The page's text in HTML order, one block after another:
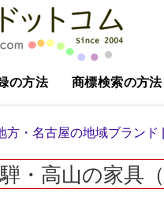
の方法 商標検索の方法
方・名古屋の地域ブランド |
・高山の家具